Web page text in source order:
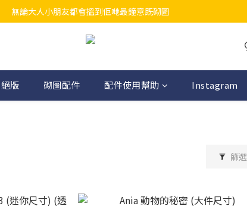
江帆天楊砌圖
無論大人小朋友都會搵到佢哋最鐘意既砌圖
江帆天楊砌圖
絕版 砌圖配件 配件使用幫助 Instagram
篩選